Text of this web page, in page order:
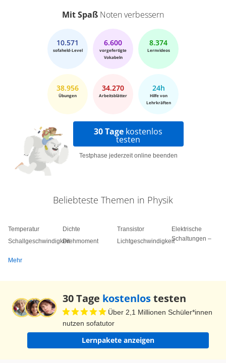
Mit Spaß Noten verbessern
10.571
sofaheld-Level
6.600
vorgefertigte
Vokabeln
8.374
Lernvideos
38.956
Übungen
34.270
Arbeitsblätter
24h
Hilfe von
Lehrkräften
30 Tage kostenlos
testen
Testphase jederzeit online beenden
Beliebteste Themen in Physik
Temperatur
Schallgeschwindigkeit
Dichte
Drehmoment
Transistor
Lichtgeschwindigkeit
Elektrische
Schaltungen –
Mehr
30 Tage kostenlostesten
Über 2,1 Millionen Schüler*innen
nutzen sofatutor
Lernpakete anzeigen